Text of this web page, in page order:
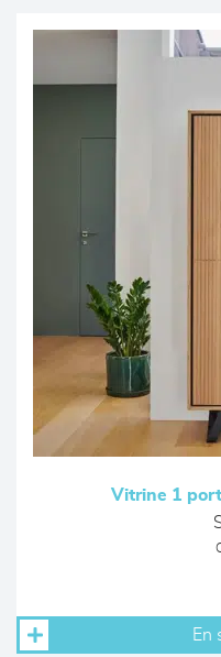
Vitrine 1
En